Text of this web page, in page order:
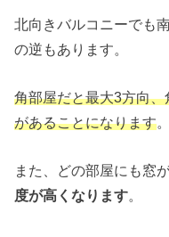
北向きバルコニーでも
の逆もあります。
角部屋だと最大3方向
があることになります。
また、どの部屋にも窓
度が高くなります。